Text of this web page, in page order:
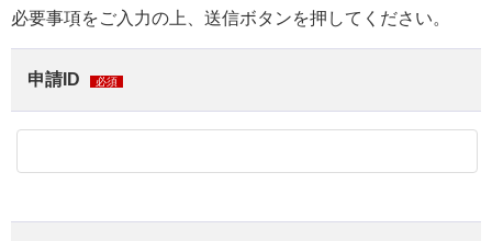
必要事項をご入力の上、送信ボタンを押してください。
申請ID 必須